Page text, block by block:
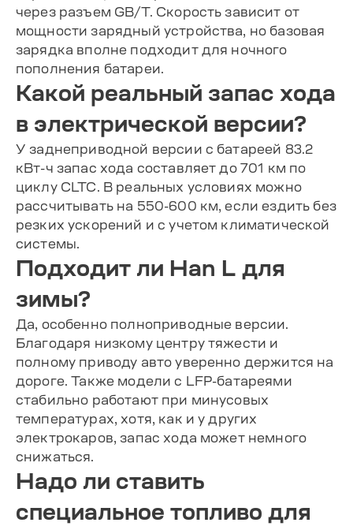
через разъем GB/T. Скорость зависит от
мощности зарядный устройства, но базовая
зарядка вполне подходит для ночного
пополнения батареи.
Какой реальный запас хода
в электрической версии?
У заднеприводной версии с батареей 83.2
кВт-ч запас хода составляет до 701 км по
циклу CLTC. В реальных условиях можно
рассчитывать на 550-600 км, если ездить без
резких ускорений и с учетом климатической
системы.
Подходит ли Han L для
зимы?
Да, особенно полноприводные версии.
Благодаря низкому центру тяжести и
полному приводу авто уверенно держится на
дороге. Также модели с LFP-батареями
стабильно работают при минусовых
температурах, хотя, как и у других
электрокаров, запас хода может немного
снижаться.
Надо ли ставить
специальное топливо для